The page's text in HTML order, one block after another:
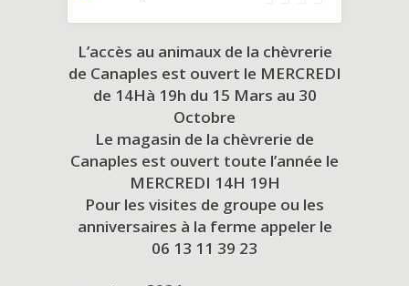
L’accès au animaux de la chèvrerie
de Canaples est ouvert le MERCREDI
de 14Hà 19h du 15 Mars au 30
Octobre
Le magasin de la chèvrerie de
Canaples est ouvert toute l’année le
MERCREDI 14H 19H
Pour les visites de groupe ou les
anniversaires à la ferme appeler le
06 13 11 39 23